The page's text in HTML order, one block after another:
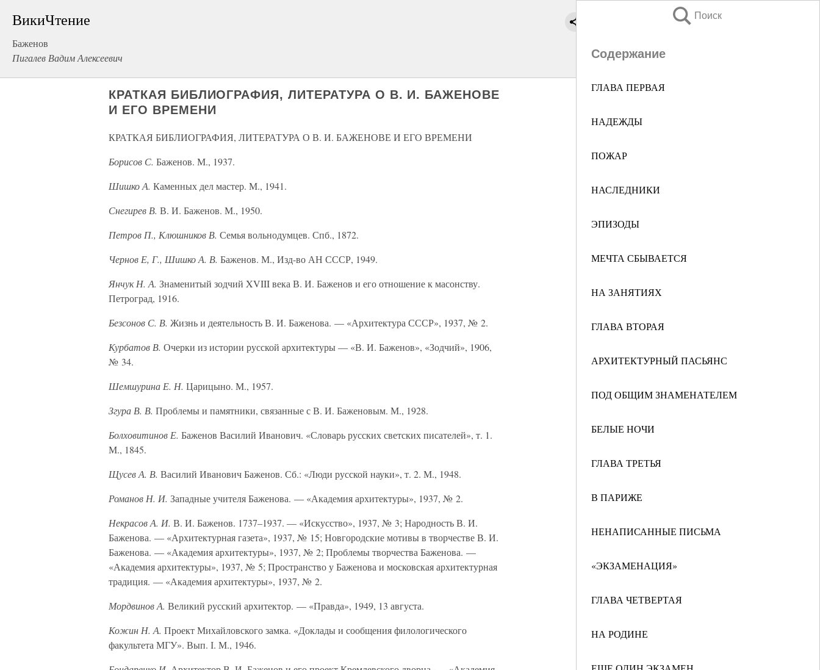
ВикиЧтение
Баженов
Пигалев Вадим Алексеевич
Поиск
Содержание
ГЛАВА ПЕРВАЯ
НАДЕЖДЫ
ПОЖАР
НАСЛЕДНИКИ
ЭПИЗОДЫ
МЕЧТА СБЫВАЕТСЯ
НА ЗАНЯТИЯХ
ГЛАВА ВТОРАЯ
АРХИТЕКТУРНЫЙ ПАСЬЯНС
ПОД ОБЩИМ ЗНАМЕНАТЕЛЕМ
БЕЛЫЕ НОЧИ
ГЛАВА ТРЕТЬЯ
В ПАРИЖЕ
НЕНАПИСАННЫЕ ПИСЬМА
«ЭКЗАМЕНАЦИЯ»
ГЛАВА ЧЕТВЕРТАЯ
НА РОДИНЕ
КРАТКАЯ БИБЛИОГРАФИЯ, ЛИТЕРАТУРА О В. И. БАЖЕНОВЕ
И ЕГО ВРЕМЕНИ
КРАТКАЯ БИБЛИОГРАФИЯ, ЛИТЕРАТУРА О В. И. БАЖЕНОВЕ И ЕГО ВРЕМЕНИ
Борисов С. Баженов. М., 1937.
Шишко А. Каменных дел мастер. М., 1941.
Снегирев В. В. И. Баженов. М., 1950.
Петров П., Клюшников В. Семья вольнодумцев. Спб., 1872.
Чернов Е, Г., Шишко А. В. Баженов. М., Изд-во АН СССР, 1949.
Янчук Н. А. Знаменитый зодчий XVIII века В. И. Баженов и его отношение к масонству.
Петроград, 1916.
Безсонов С. В. Жизнь и деятельность В. И. Баженова. — «Архитектура СССР», 1937, № 2.
Курбатов В. Очерки из истории русской архитектуры — «В. И. Баженов», «Зодчий», 1906,
№ 34.
Шемшурина Е. Н. Царицыно. М., 1957.
Згура В. В. Проблемы и памятники, связанные с В. И. Баженовым. М., 1928.
Болховитинов Е. Баженов Василий Иванович. «Словарь русских светских писателей», т. 1.
М., 1845.
Щусев А. В. Василий Иванович Баженов. Сб.: «Люди русской науки», т. 2. М., 1948.
Романов Н. И. Западные учителя Баженова. — «Академия архитектуры», 1937, № 2.
Некрасов А. И. В. И. Баженов. 1737–1937. — «Искусство», 1937, № 3; Народность В. И.
Баженова. — «Архитектурная газета», 1937, № 15; Новгородские мотивы в творчестве В. И.
Баженова. — «Академия архитектуры», 1937, № 2; Проблемы творчества Баженова. —
«Академия архитектуры», 1937, № 5; Пространство у Баженова и московская архитектурная
традиция. — «Академия архитектуры», 1937, № 2.
Мордвинов А. Великий русский архитектор. — «Правда», 1949, 13 августа.
Кожин Н. А. Проект Михайловского замка. «Доклады и сообщения филологического
факультета МГУ». Вып. І. М., 1946.